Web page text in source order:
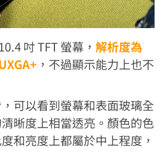
吋 TFT 螢幕，解析度為
，不過顯示能力上也不
可以看到螢幕和表面玻璃全
晰度上相當透亮。顏色的色
和亮度上都屬於中上程度，